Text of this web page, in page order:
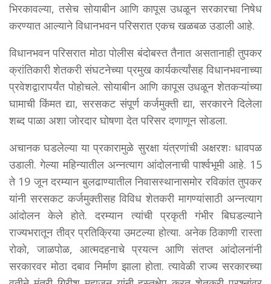
भिरकावल्या, तसेच सोयाबीन आणि कापूस उधळून सरकारचा निषेध
करण्यात आल्याने विधानभवन परिसरात एकच खळबळ उडाली आहे.
विधानभवन परिसरात मोठा पोलीस बंदोबस्त तैनात असतानाही तुपकर
क्रांतिकारी शेतकरी संघटनेच्या प्रमुख कार्यकर्त्यांसह विधानभवनाच्या
प्रवेशद्वारापर्यंत पोहोचले. सोयाबीन आणि कापूस उधळून शेतकऱ्यांच्या
घामाची किंमत द्या, सरसकट संपूर्ण कर्जमुक्ती द्या, सरकारने दिलेला
शब्द पाळा अशा जोरदार घोषणा देत परिसर दणाणून सोडला.
अचानक घडलेल्या या प्रकारामुळे सुरक्षा यंत्रणांची अक्षरशः धावपळ
उडाली. गेल्या महिन्यातील अन्नत्याग आंदोलनाची पार्श्वभूमी आहे. 15
ते 19 जून दरम्यान बुलढाण्यातील निवासस्थानासमोर रविकांत तुपकर
यांनी सरसकट कर्जमुक्तीसह विविध शेतकरी मागण्यांसाठी अन्नत्याग
आंदोलन केले होते. दरम्यान त्यांची प्रकृती गंभीर बिघडल्याने
राज्यभरातून तीव्र प्रतिक्रिया उमटल्या होत्या. अनेक ठिकाणी रास्ता
रोको, जाळपोळ, आत्मदहनाचे प्रयत्न आणि संतप्त आंदोलनांनी
सरकारवर मोठा दबाव निर्माण झाला होता. त्यावेळी राज्य सरकारच्या